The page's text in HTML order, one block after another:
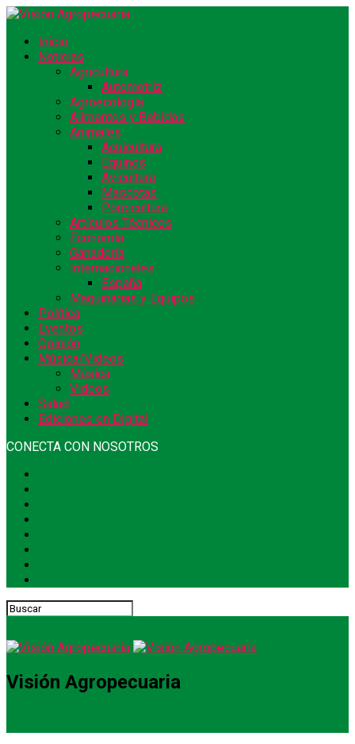
Inicio
Noticias
Agricultura
Automotriz
Agroecología
Alimentos y Bebidas
Animales
Acuicultura
Equinos
Avicultura
Mascotas
Porcicultura
Artículos Técnicos
Economía
Ganadería
Internacionales
España
Maquinarias y Equipos
Política
Eventos
Opinión
Música/Videos
Música
Videos
Salud
Ediciones en Digital
CONECTA CON NOSOTROS
Visión Agropecuaria